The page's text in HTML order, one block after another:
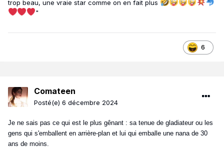
trop beau, une vraie star comme on en fait plus
"
6
Comateen
Posté(e) 6 décembre 2024
Je ne sais pas ce qui est le plus gênant : sa tenue de gladiateur ou les
gens qui s'emballent en arrière-plan et lui qui emballe une nana de 30
ans de moins.